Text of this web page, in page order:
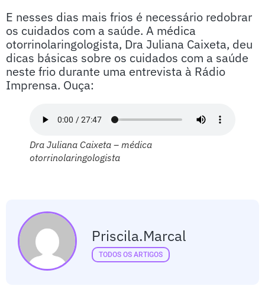
E nesses dias mais frios é necessário redobrar
os cuidados com a saúde. A médica
otorrinolaringologista, Dra Juliana Caixeta, deu
dicas básicas sobre os cuidados com a saúde
neste frio durante uma entrevista à Rádio
Imprensa. Ouça:
Dra Juliana Caixeta – médica
otorrinolaringologista
Priscila.marcal
TODOS OS ARTIGOS